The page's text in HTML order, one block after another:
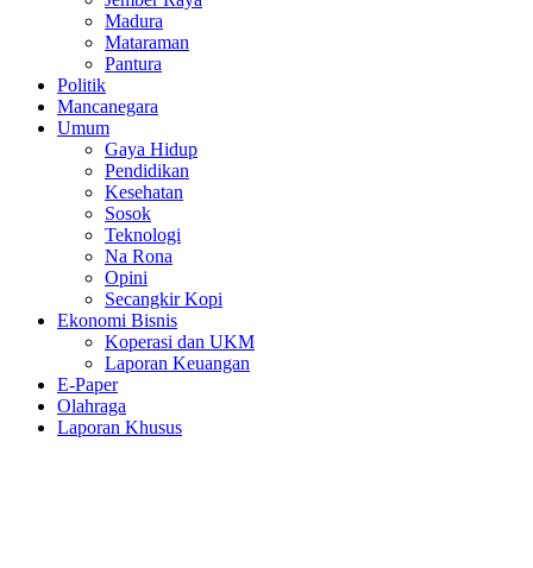
Madura
Mataraman
Pantura
Politik
Mancanegara
Umum
Gaya Hidup
Pendidikan
Kesehatan
Sosok
Teknologi
Na Rona
Opini
Secangkir Kopi
Ekonomi Bisnis
Koperasi dan UKM
Laporan Keuangan
E-Paper
Olahraga
Laporan Khusus